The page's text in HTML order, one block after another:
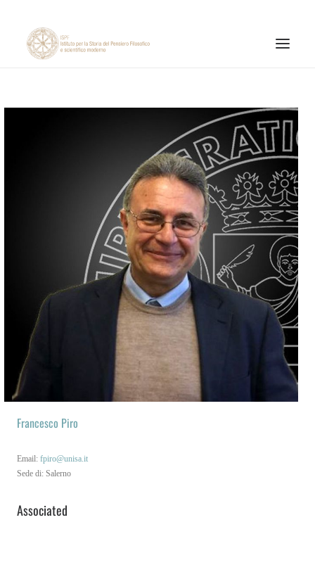
PAGINA FACEBOOK ISPF
PAGINA INSTAGRAM ISPF
CANALE YOUTUBE ISPF
EN
IT
Francesco Piro
Email: fpiro@unisa.it
Sede di: Salerno
Associated